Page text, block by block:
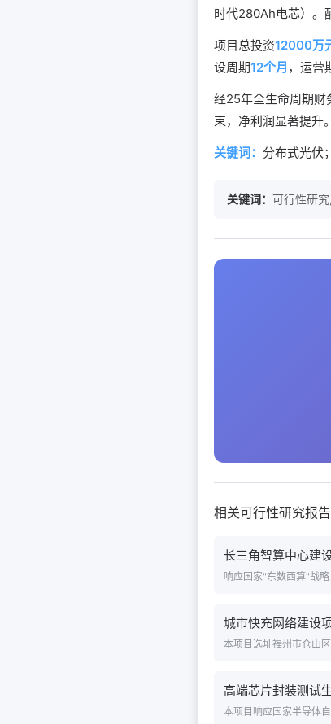
时代280Ah电芯）。
项目总投资12000万
设周期12个月 ，运营
经25年全生命周期财
束，净利润显著提升
关键词： 分布式光伏
关键词： 可行性研
相关可行性研究报告
长三角智算中心建
响应国家"东数西算"战
城市快充网络建设
本项目选址福州市仓山
高端芯片封装测试
本项目响应国家半导体